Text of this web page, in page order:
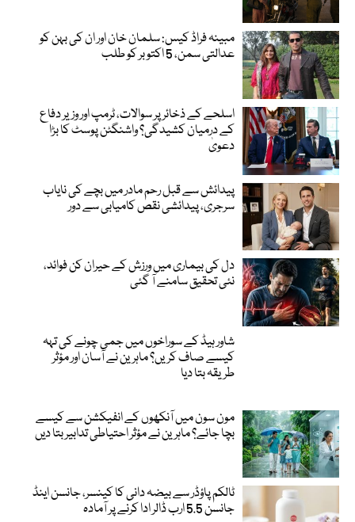
مبینہ فراڈ کیس: سلمان خان اور ان کی بہن کو
عدالتی سمن، 5 اکتوبر کو طلب
اسلحے کے ذخائر پر سوالات، ٹرمپ اور وزیر دفاع
کے درمیان کشیدگی؟ واشنگٹن پوسٹ کا بڑا
دعویٰ
پیدائش سے قبل رحم مادر میں بچے کی نایاب
سرجری، پیدائشی نقص کامیابی سے دور
دل کی بیماری میں ورزش کے حیران کن فوائد،
نئی تحقیق سامنے آ گئی
شاور ہیڈ کے سوراخوں میں جمی چونے کی تہہ
کیسے صاف کریں؟ ماہرین نے آسان اور مؤثر
طریقہ بتا دیا
مون سون میں آنکھوں کے انفیکشن سے کیسے
بچا جائے؟ ماہرین نے مؤثر احتیاطی تدابیر بتا دیں
ٹالکم پاؤڈر سے بیضہ دانی کا کینسر، جانسن اینڈ
جانسن 5.5 ارب ڈالر ادا کرنے پر آمادہ